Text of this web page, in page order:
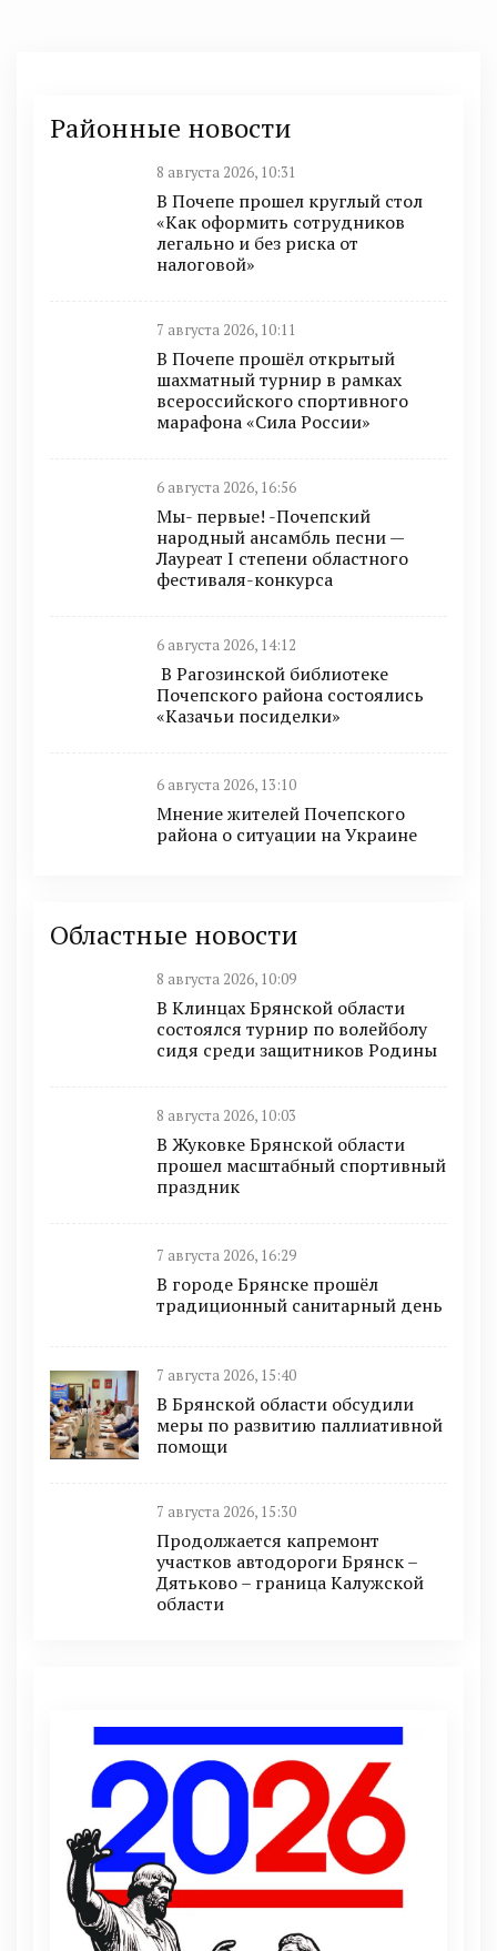
Районные новости
8 августа 2026, 10:31
В Почепе прошел круглый стол
«Как оформить сотрудников
легально и без риска от
налоговой»
7 августа 2026, 10:11
В Почепе прошёл открытый
шахматный турнир в рамках
всероссийского спортивного
марафона «Сила России»
6 августа 2026, 16:56
Мы- первые! -Почепский
народный ансамбль песни —
Лауреат I степени областного
фестиваля-конкурса
6 августа 2026, 14:12
В Рагозинской библиотеке
Почепского района состоялись
«Казачьи посиделки»
6 августа 2026, 13:10
Мнение жителей Почепского
района о ситуации на Украине
Областные новости
8 августа 2026, 10:09
В Клинцах Брянской области
состоялся турнир по волейболу
сидя среди защитников Родины
8 августа 2026, 10:03
В Жуковке Брянской области
прошел масштабный спортивный
праздник
7 августа 2026, 16:29
В городе Брянске прошёл
традиционный санитарный день
7 августа 2026, 15:40
В Брянской области обсудили
меры по развитию паллиативной
помощи
7 августа 2026, 15:30
Продолжается капремонт
участков автодороги Брянск –
Дятьково – граница Калужской
области